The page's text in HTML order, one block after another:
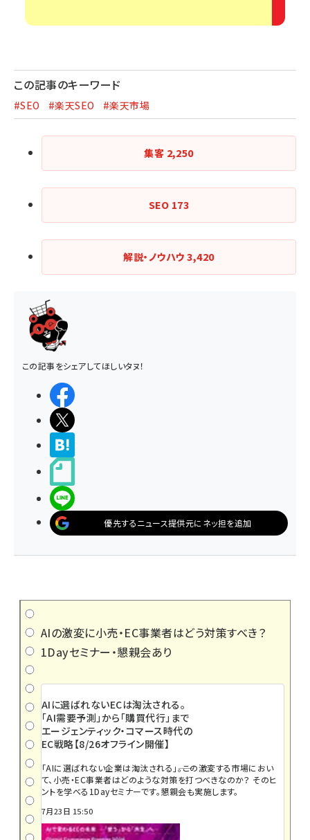
この記事のキーワード
#SEO #楽天SEO #楽天市場
集客 2,250
SEO 173
解説・ノウハウ3,420
この記事をシェアしてほしいタヌ！
優先するニュース提供元にネッ担を追加
AIの激変に小売・EC事業者はどう対策すべき？
1Dayセミナー・懇親会あり
AIに選ばれないECは淘汰される。
「AI需要予測」から「購買代行」まで
エージェンティック・コマース時代の
EC戦略【8/26オフライン開催】
「AIに選ばれない企業は淘汰される」――。この激変する市場におい
て、小売・EC事業者はどのような対策を打つべきなのか？ そのヒ
ントを学べる1Dayセミナーです。懇親会も実施します。
7月23日 15:50